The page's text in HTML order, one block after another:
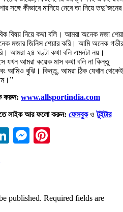
সঙ্গে কীভাবে মানিয়ে নেবে তা নিয়ে তদু’জনের
বিষয় নিয়ে কথা বলি। আমরা অনেক মজা
মজার জিনিস শেয়ার করি। আমি অনেক গভীর
আমরা ২৪ ঘণ্টা কথা বলি এমনটা নয়।
আমরা কয়েক মাস কথা বলি না কিন্তু
আমিও বুঝি। কিন্তু, আমরা ঠিক যেখান থেকেই
করুন: www.allsportindia.com
লাইক আর ফলো করুন: ফেসবুকওটুইটার
LinkedIn
Messenger
published. Required fields are